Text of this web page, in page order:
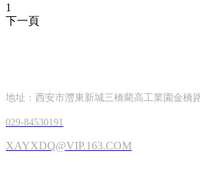
1
下一頁
地址：西安市灃東新城三橋藺高工業園金橋
029-84530191
XAYXDQ@VIP.163.COM